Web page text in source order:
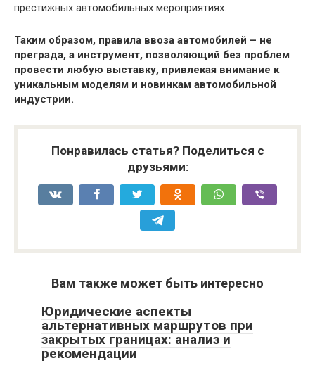
престижных автомобильных мероприятиях.
Таким образом, правила ввоза автомобилей – не
преграда, а инструмент, позволяющий без проблем
провести любую выставку, привлекая внимание к
уникальным моделям и новинкам автомобильной
индустрии.
Понравилась статья? Поделиться с
друзьями:
Вам также может быть интересно
Юридические аспекты
альтернативных маршрутов при
закрытых границах: анализ и
рекомендации